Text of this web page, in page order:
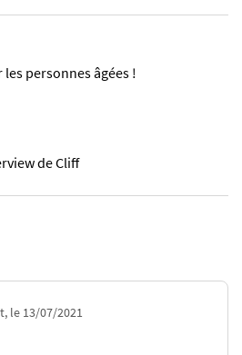
personnes âgées !
de Cliff
le 13/07/2021